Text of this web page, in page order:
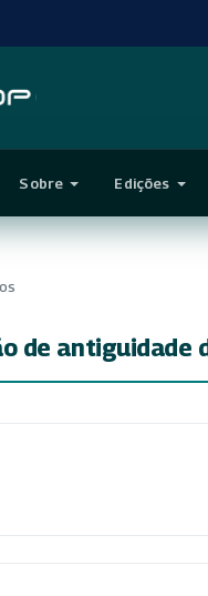
Sobre Edições
de antiguidade